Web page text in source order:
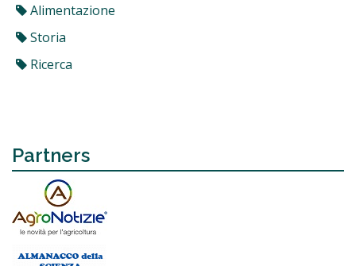
Alimentazione
Storia
Ricerca
Partners